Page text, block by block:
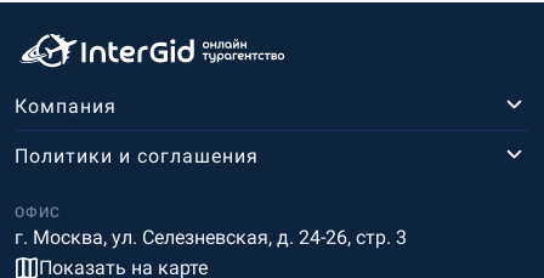
Компания
ОФИС
г. Москва, ул. Селезневская, д. 24-26, стр. 3
Показать на карте
Политики и соглашения